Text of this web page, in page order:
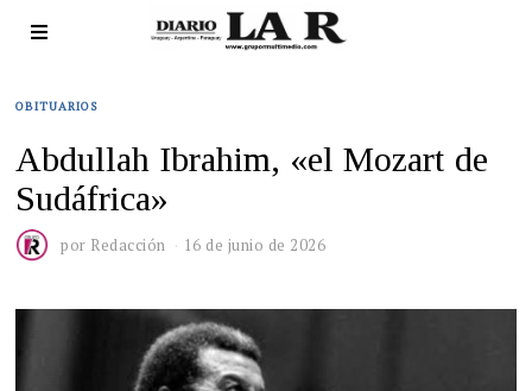
OBITUARIOS
Abdullah Ibrahim, «el Mozart de
Sudáfrica»
por Redacción 16 de junio de 2026